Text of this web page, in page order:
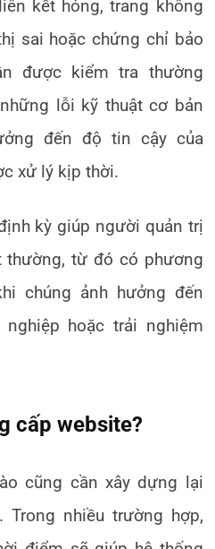
kết hỏng, trang không
sai hoặc chứng chỉ bảo
được kiểm tra thường
lỗi kỹ thuật cơ bản
đến độ tin cậy của
xử lý kịp thời.
kỳ giúp người quản trị
thường, từ đó có phương
chúng ảnh hưởng đến
hoặc trải nghiệm
cấp website?
cũng cần xây dựng lại
nhiều trường hợp,